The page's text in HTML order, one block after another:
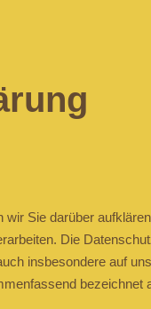
Sie darüber
Die
insbesondere auf
bezeichnet